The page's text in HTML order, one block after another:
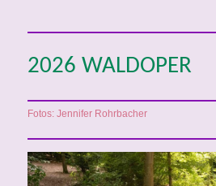
2026 WALDOPER
Fotos: Jennifer Rohrbacher